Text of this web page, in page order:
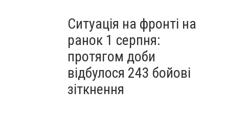
Ситуація на фронті на
ранок 1 серпня:
протягом доби
відбулося 243 бойові
зіткнення